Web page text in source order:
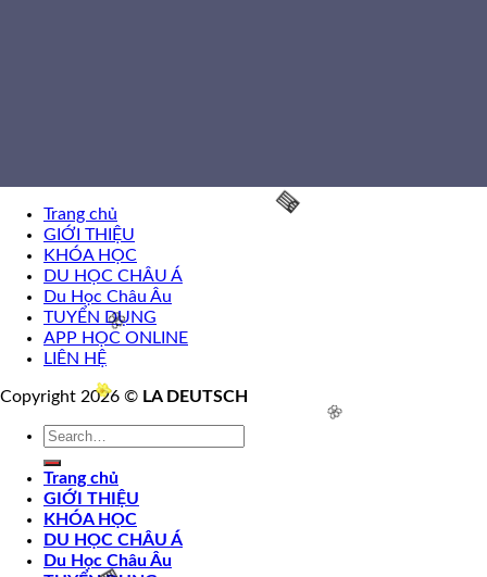
🌸
Trang chủ
GIỚI THIỆU
KHÓA HỌC
DU HỌC CHÂU Á
Du Học Châu Âu
TUYỂN DỤNG
APP HỌC ONLINE
LIÊN HỆ
Copyright 2026 © LA DEUTSCH
Trang chủ
GIỚI THIỆU
KHÓA HỌC
DU HỌC CHÂU Á
Du Học Châu Âu